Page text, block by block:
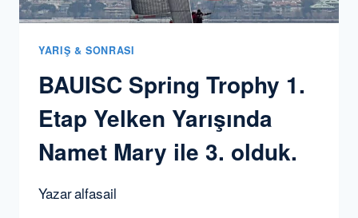
YARIŞ & SONRASI
BAUISC Spring Trophy 1.
Etap Yelken Yarışında
Namet Mary ile 3. olduk.
Yazaralfasail